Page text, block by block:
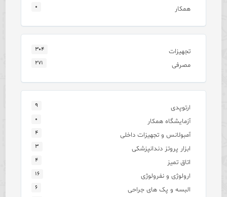
همکار ۰
تجهیزات ۳۰۴
مصرفی ۲۷۱
ارتوپدی ۹
آزمایشگاه همکار ۰
آمبولانس و تجهیزات داخلی ۴
ابزار پروتز دندانپزشکی ۳
اتاق تمیز ۴
ارولوژی و نفرولوژی ۱۶
البسه و پک های جراحی ۶